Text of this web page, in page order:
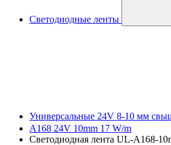
Светодиодные ленты
Универсальные 24V 8-10 мм
A168 24V 10mm 17 W/m
Светодиодная лента UL-A168-